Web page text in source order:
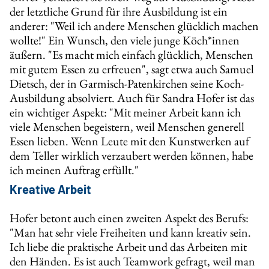
der letztliche Grund für ihre Ausbildung ist ein
anderer: "Weil ich andere Menschen glücklich machen
wollte!" Ein Wunsch, den viele junge Köch*innen
äußern. "Es macht mich einfach glücklich, Menschen
mit gutem Essen zu erfreuen", sagt etwa auch Samuel
Dietsch, der in Garmisch-Patenkirchen seine Koch-
Ausbildung absolviert. Auch für Sandra Hofer ist das
ein wichtiger Aspekt: "Mit meiner Arbeit kann ich
viele Menschen begeistern, weil Menschen generell
Essen lieben. Wenn Leute mit den Kunstwerken auf
dem Teller wirklich verzaubert werden können, habe
ich meinen Auftrag erfüllt."
Kreative Arbeit
Hofer betont auch einen zweiten Aspekt des Berufs:
"Man hat sehr viele Freiheiten und kann kreativ sein.
Ich liebe die praktische Arbeit und das Arbeiten mit
den Händen. Es ist auch Teamwork gefragt, weil man